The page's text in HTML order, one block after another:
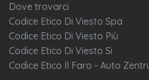
Dove trovarci
Codice Etico Di Viesto Spa
Codice Etico Di Viesto Più
Codice Etico Di Viesto Si
Codice Etico Il Faro - Auto